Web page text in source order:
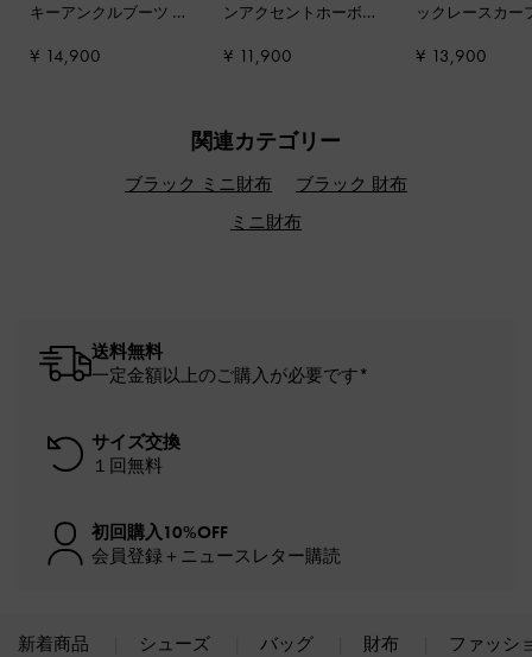
キーアンクルブーツ -
¥ 14,900
ンアクセントホーボー
¥ 11,900
ックレースカー
ャー
¥ 13,900
関連カテゴリー
ブラック ミニ財布
ブラック 財布
ミニ財布
送料無料
一定金額以上のご購入が必要です*
サイズ交換
１回無料
初回購入10%OFF
会員登録＋ニュースレター購読
新着商品 シューズ バッグ 財布 ファッシ